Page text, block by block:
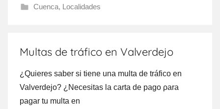
Cuenca, Localidades
Multas de tráfico en Valverdejo
¿Quieres saber ѕi tiene una multa dе tráfico en
Valverdejo? ¿Necesitas la carta dе pago ρara
pagar tu multa en